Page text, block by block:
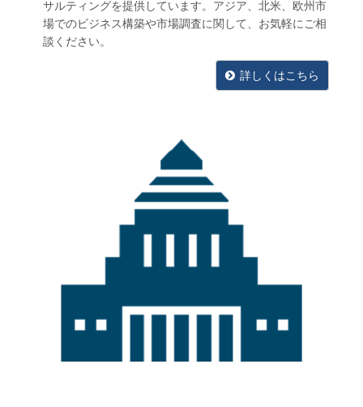
サルティングを提供しています。アジア、北米、欧州市
場でのビジネス構築や市場調査に関して、お気軽にご相
談ください。
詳しくはこちら